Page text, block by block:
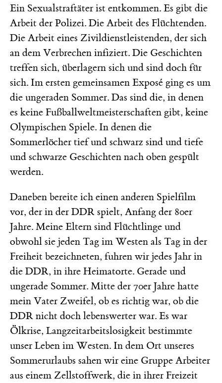
Ein Sexualstraftäter ist entkommen. Es gibt die
Arbeit der Polizei. Die Arbeit des Flüchtenden.
Die Arbeit eines Zivildienstleistenden, der sich
an dem Verbrechen infiziert. Die Geschichten
treffen sich, überlagern sich und sind doch für
sich. Im ersten gemeinsamen Exposé ging es um
die ungeraden Sommer. Das sind die, in denen
es keine Fußballweltmeisterschaften gibt, keine
Olympischen Spiele. In denen die
Sommerlöcher tief und schwarz sind und tiefe
und schwarze Geschichten nach oben gespült
werden.
Daneben bereite ich einen anderen Spielfilm
vor, der in der DDR spielt, Anfang der 80er
Jahre. Meine Eltern sind Flüchtlinge und
obwohl sie jeden Tag im Westen als Tag in der
Freiheit bezeichneten, fuhren wir jedes Jahr in
die DDR, in ihre Heimatorte. Gerade und
ungerade Sommer. Mitte der 70er Jahre hatte
mein Vater Zweifel, ob es richtig war, ob die
DDR nicht doch lebenswerter war. Es war
Ölkrise, Langzeitarbeitslosigkeit bestimmte
unser Leben im Westen. In dem Ort unseres
Sommerurlaubs sahen wir eine Gruppe Arbeiter
aus einem Zellstoffwerk, die in ihrer Freizeit